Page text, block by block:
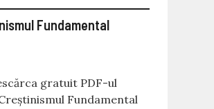
Fundamental
gratuit PDF-ul
Fundamental